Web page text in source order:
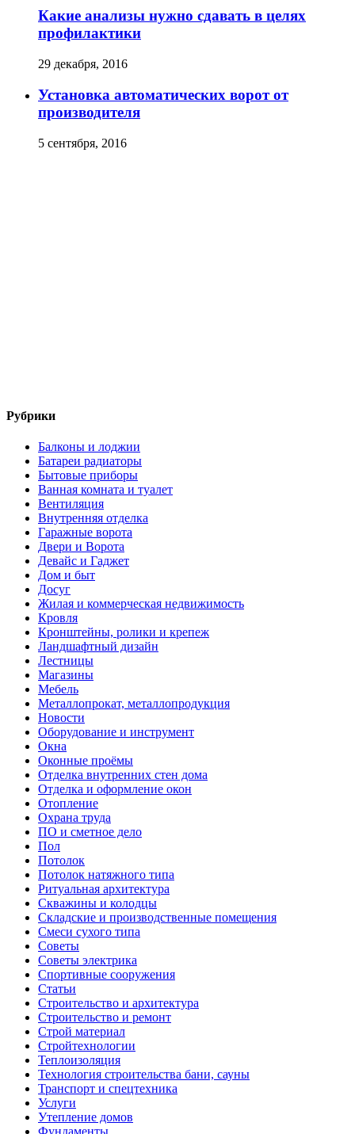
Какие анализы нужно сдавать в целях
профилактики
29 декабря, 2016
Установка автоматических ворот от
производителя
5 сентября, 2016
Рубрики
Балконы и лоджии
Батареи радиаторы‎
Бытовые приборы
Ванная комната и туалет
Вентиляция
Внутренняя отделка
Гаражные ворота
Двери и Ворота
Девайс и Гаджет
Дом и быт
Досуг
Жилая и коммерческая недвижимость
Кровля
Кронштейны, ролики и крепеж
Ландшафтный дизайн
Лестницы
Магазины
Мебель
Металлопрокат, металлопродукция
Новости
Оборудование и инструмент
Окна
Оконные проёмы
Отделка внутренних стен дома
Отделка и оформление окон
Отопление
Охрана труда
ПО и сметное дело
Пол
Потолок
Потолок натяжного типа
Ритуальная архитектура
Скважины и колодцы
Складские и производственные помещения
Смеси сухого типа
Советы
Советы электрика
Спортивные сооружения
Статьи
Строительство и архитектура
Строительство и ремонт
Строй материал
Стройтехнологии
Теплоизоляция
Технология строительства бани, сауны
Транспорт и спецтехника
Услуги
Утепление домов